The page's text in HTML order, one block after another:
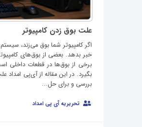
علت بوق زدن کامپیوتر
اگر کامپیوتر شما بوق می‌زند،
خبر بدهد. بعضی از بوق‌های
برخی از بوق‌ها در قطعات داخلی
بگیرد. در این مقاله از آی‌پی امداد
بررسی و برای حل...
تحریریه آی پی امداد